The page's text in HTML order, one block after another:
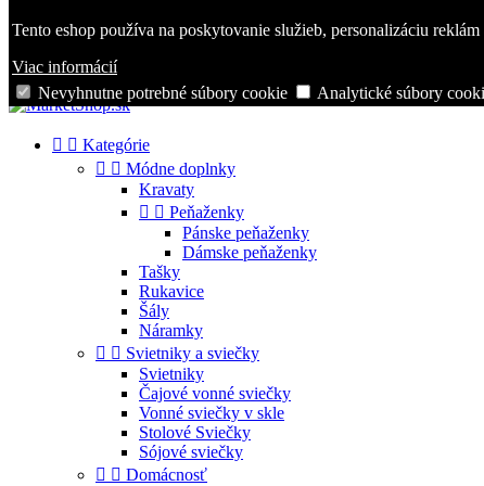
Tento eshop používa na poskytovanie služieb, personalizáciu
Viac informácií
Nevyhnutne potrebné súbory cookie Analytické súbory
 Prihlásiť sa
shopping_cart Košík

  Kategórie
  Módne doplnky
Kravaty
  Peňaženky
Pánske peňaženky
Dámske peňaženky
Tašky
Rukavice
Šály
Náramky
  Svietniky a sviečky
Svietniky
Čajové vonné sviečky
Vonné sviečky v skle
Stolové Sviečky
Sójové sviečky
  Domácnosť